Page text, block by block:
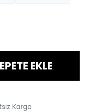
EKLE
Kargo